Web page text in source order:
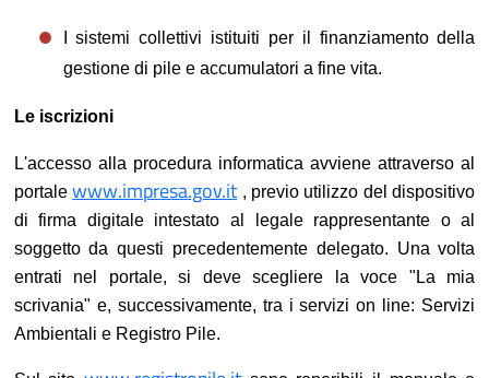
I sistemi collettivi istituiti per il finanziamento della
gestione di pile e accumulatori a fine vita.
Le iscrizioni
L'accesso alla procedura informatica avviene attraverso al
portalewww.impresa.gov.it , previo utilizzo del dispositivo
di firma digitale intestato al legale rappresentante o al
soggetto da questi precedentemente delegato. Una volta
entrati nel portale, si deve scegliere la voce "La mia
scrivania" e, successivamente, tra i servizi on line: Servizi
Ambientali e Registro Pile.